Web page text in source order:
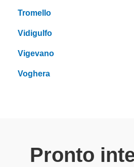
Tromello
Vidigulfo
Vigevano
Voghera
Pronto